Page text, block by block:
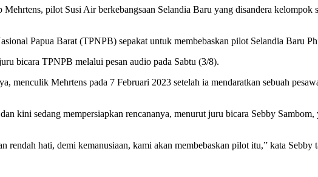
pilot Susi Air berkebangsaan Selandia Baru yang disandera kelompok
Papua Barat (TPNPB) sepakat untuk membebaskan pilot Selandia Baru
bicara TPNPB melalui pesan audio pada Sabtu (3/8).
menculik Mehrtens pada 7 Februari 2023 setelah ia mendaratkan sebuah
kini sedang mempersiapkan rencananya, menurut juru bicara Sebby
rendah hati, demi kemanusiaan, kami akan membebaskan pilot itu,” kata